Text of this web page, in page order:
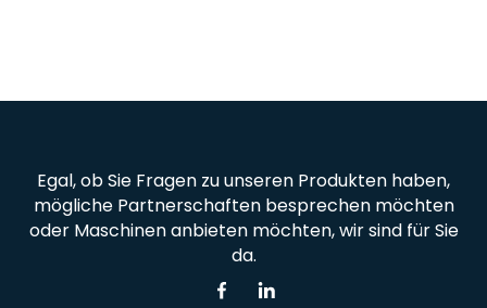
Egal, ob Sie Fragen zu unseren Produkten haben,
mögliche Partnerschaften besprechen möchten
oder Maschinen anbieten möchten, wir sind für Sie
da.